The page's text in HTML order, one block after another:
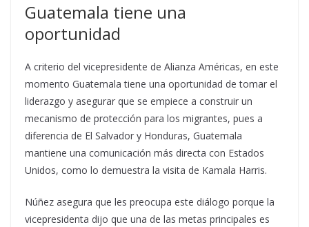
Guatemala tiene una
oportunidad
A criterio del vicepresidente de Alianza Américas, en este
momento Guatemala tiene una oportunidad de tomar el
liderazgo y asegurar que se empiece a construir un
mecanismo de protección para los migrantes, pues a
diferencia de El Salvador y Honduras, Guatemala
mantiene una comunicación más directa con Estados
Unidos, como lo demuestra la visita de Kamala Harris.
Núñez asegura que les preocupa este diálogo porque la
vicepresidenta dijo que una de las metas principales es